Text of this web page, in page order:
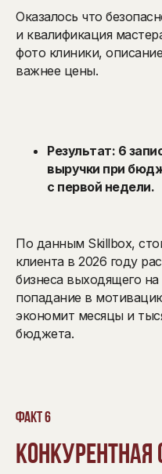
Оказалось что
и квалификация
фото клиники,
важнее цены.
Результат: 6
выручки при
с первой недели.
По данным Skillbox,
клиента в 2026 году
бизнеса выходящего
попадание в
экономит месяцы и
бюджета.
Факт 6
Конкурентная